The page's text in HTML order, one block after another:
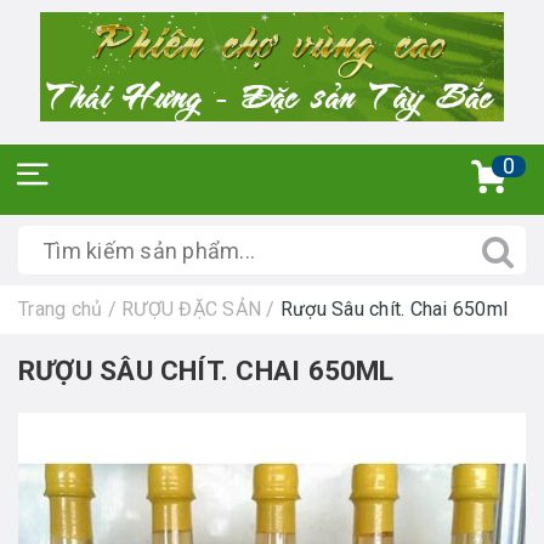
0
Trang chủ / RƯỢU ĐẶC SẢN / Rượu Sâu chít. Chai 650ml
RƯỢU SÂU CHÍT. CHAI 650ML